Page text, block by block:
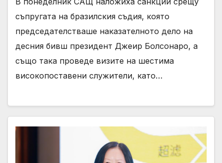
съпругата на бразилския съдия, която
председателстваше наказателното дело на
десния бивш президент Джеир Болсонаро, а
също така проведе визите на шестима
високопоставени служители, като…